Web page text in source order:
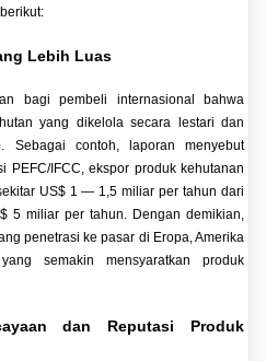
Lebih Luas
bagi pembeli internasional bahwa
yang dikelola secara lestari dan
Sebagai contoh, laporan menyebut
PEFC/IFCC, ekspor produk kehutanan
US$ 1 — 1,5 miliar per tahun dari
5 miliar per tahun. Dengan demikian,
penetrasi ke pasar di Eropa, Amerika
semakin mensyaratkan produk
dan Reputasi Produk